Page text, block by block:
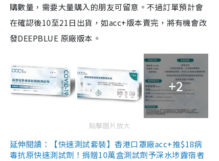
購數量，需要大量購入的朋友可留意。不過訂單預計會
在確認後10至21日出貨，如acc+版本賣完，將有機會改
發DEEPBLUE 原廠版本。
+2
點擊圖片放大
延伸閱讀：【快速測試套裝】香港口罩廠acc+推$18病
毒抗原快速測試劑！捐贈10萬盒測試劑予深水埗露宿者